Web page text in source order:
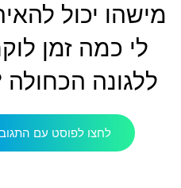
מישהו יכול
לי כמה זמן
ללגונה הכחולה
לחצו לפוסט עם